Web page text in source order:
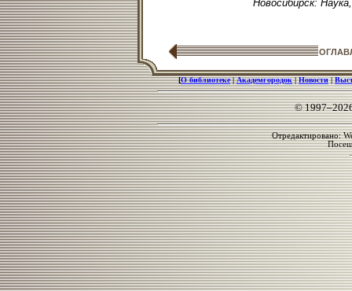
Новосибирск:
[О библиотеке|Академгородок|Новости|
©
Отредактировано: